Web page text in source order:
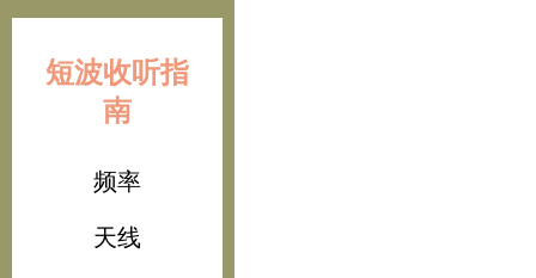
短波收听指
南
频率
天线